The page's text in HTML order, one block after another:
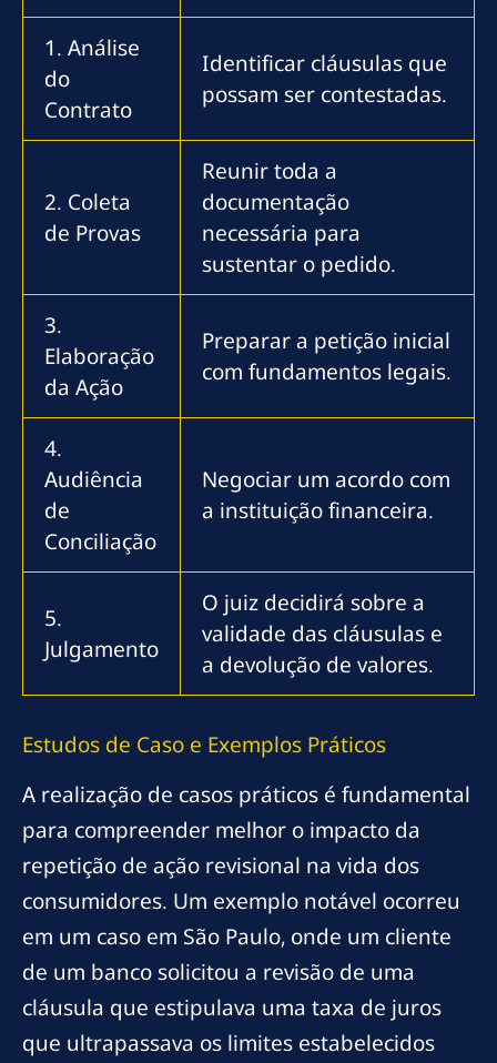
1. Análise
do
Contrato
Identificar cláusulas que
possam ser contestadas.
2. Coleta
de Provas
Reunir toda a
documentação
necessária para
sustentar o pedido.
3.
Elaboração
da Ação
Preparar a petição inicial
com fundamentos legais.
4.
Audiência
de
Conciliação
Negociar um acordo com
a instituição financeira.
5.
Julgamento
O juiz decidirá sobre a
validade das cláusulas e
a devolução de valores.
Estudos de Caso e Exemplos Práticos
A realização de casos práticos é fundamental
para compreender melhor o impacto da
repetição de ação revisional na vida dos
consumidores. Um exemplo notável ocorreu
em um caso em São Paulo, onde um cliente
de um banco solicitou a revisão de uma
cláusula que estipulava uma taxa de juros
que ultrapassava os limites estabelecidos